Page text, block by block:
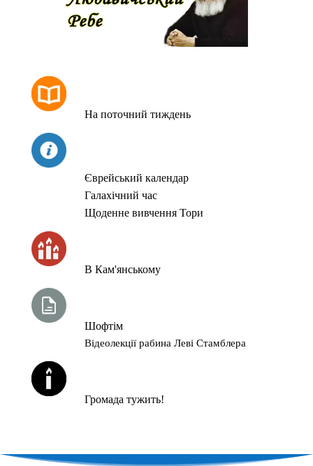
На поточний тиждень
Єврейський календар
Галахічний час
Щоденне вивчення Тори
В Кам'янському
Шофтім
Відеолекції рабина Леві Стамблера
Громада тужить!